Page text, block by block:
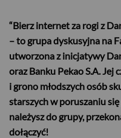
“Bierz internet za rogi z
– to grupa dyskusyjna na
utworzona z inicjatywy
oraz Banku Pekao S.A. Jej
i grono młodszych osób
starszych w poruszaniu
należysz do grupy,
dołączyć!